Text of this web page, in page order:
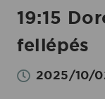
19:15
fellépés
2025/10/